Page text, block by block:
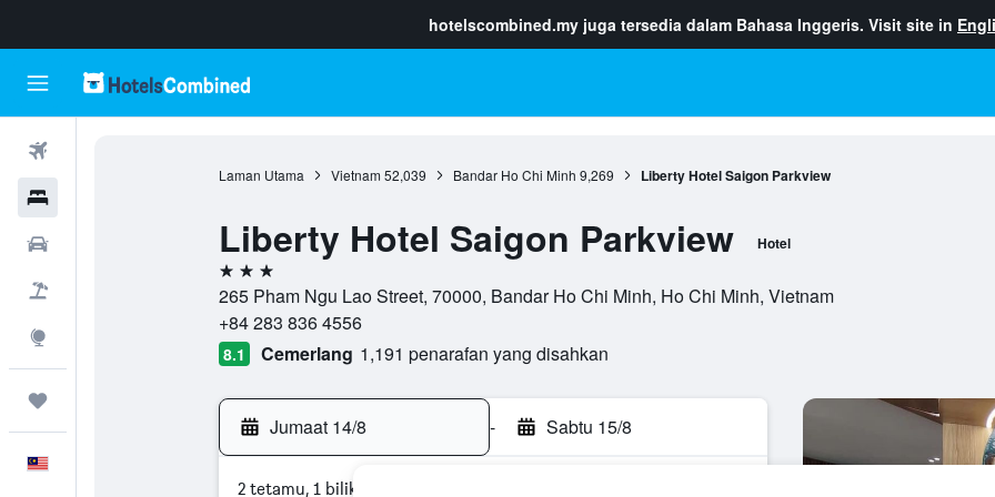
hotelscombined.my juga tersedia dalam Bahasa Inggeris. Visit site in
Laman Utama Vietnam 52,039 Bandar Ho Chi Minh 9,269 Liberty Hotel Saigon Parkview
Liberty Hotel Saigon Parkview Hotel
3 bintang
265 Pham Ngu Lao Street, 70000, Bandar Ho Chi Minh, Ho Chi Minh, Vietnam
+84 283 836 4556
8.1 Cemerlang 1,191 penarafan yang disahkan
Jumaat 14/8 - Sabtu 15/8
2 tetamu, 1 bilik